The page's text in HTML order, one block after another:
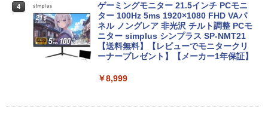
4
超得2,000円OFF&P5倍｜第8世代 office
付き｜楽天1位 三冠獲得｜豪華特典付き
｜最大180日保証｜Core i5 第8世代｜中
古ノートパソコン Windows11 office付
き｜15.6型 テンキー付き｜ノートパソコ
ンWindows11 第8世代｜ノートパソコン
【最新モデル】デスクトップパソコン 一
体型 22型液晶 Core i5 高速CPU搭載 Wi
ndows11 & Office付き メモリ8GB SSD
256GB Wi-Fi対応 USB3.0 一体型PC テ
ト付き 在宅勤務 テレワーク 家庭用 省ス
￥42,980
4
ゲーミングモニター 21.5インチ PCモニ
ター 100Hz 5ms 1920×1080 FHD VAパ
ネル ノングレア 非光沢 チルト調整 PCモ
ニター simplus シンプラス SP-NMT21
【送料無料】【レビューでモニタークリ
ーナープレゼント】【メーカー1年保証】
￥8,999